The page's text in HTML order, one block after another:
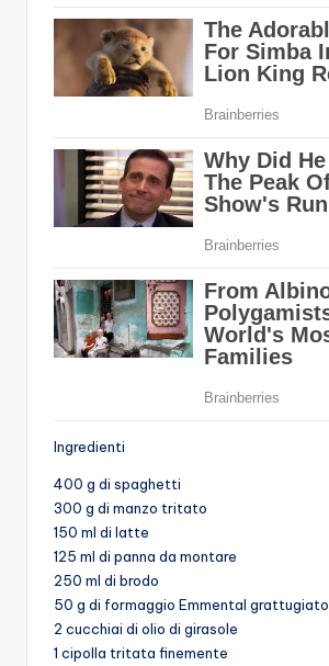
Ingredienti
400 g di spaghetti
300 g di manzo tritato
150 ml di latte
125 ml di panna da montare
250 ml di brodo
50 g di formaggio Emmental grattugiato
2 cucchiai di olio di girasole
1 cipolla tritata finemente